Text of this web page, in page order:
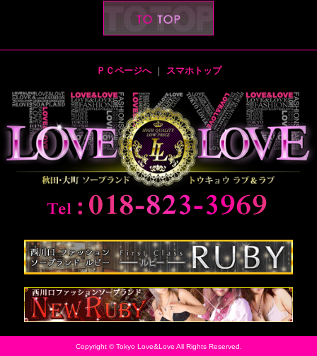
ＰＣページへ｜ スマホトップ
Copyright © Tokyo Love&Love All Rights Reserved.